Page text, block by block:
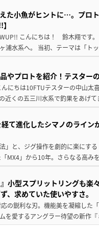
た小魚がヒントに…。プロ
こんにちは！ 鈴木翔です
浦水系へ。 当初、テーマは「ト
やプロトを紹介！テスター
にちは10FTUテスターの中山太
近くの五三川水系で釣果をあげ
て進化したシマノのライン
」と、ジグ操作を劇的に楽にす
MX4」から10年。さらなる高
小型スプリットリングも
、求めていた使いやすさ。
の鋭利な刃。機能美を凝縮した
を愛するアングラー待望の新作